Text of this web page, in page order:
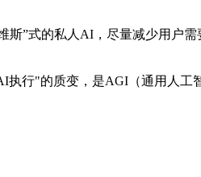
”式的私人AI，尽量减少用户
行"的质变，是AGI（通用人工